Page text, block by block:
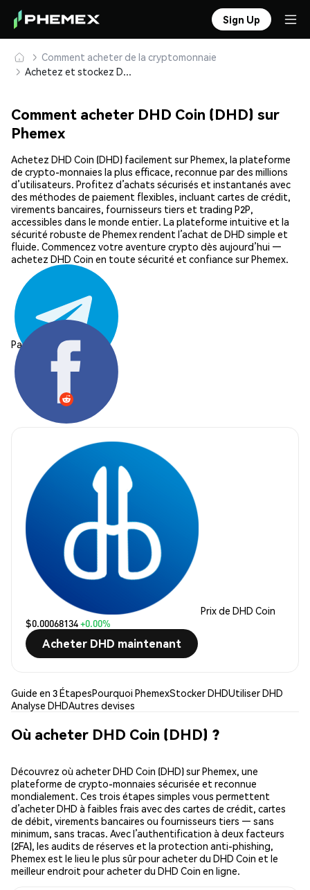
Sign Up
Comment acheter de la cryptomonnaie
Achetez et stockez DHD Coin (DHD) en toute sécurité
Comment acheter DHD Coin (DHD) sur
Phemex
Achetez DHD Coin (DHD) facilement sur Phemex, la plateforme
de crypto-monnaies la plus efficace, reconnue par des millions
d’utilisateurs. Profitez d’achats sécurisés et instantanés avec
des méthodes de paiement flexibles, incluant cartes de crédit,
virements bancaires, fournisseurs tiers et trading P2P,
accessibles dans le monde entier. La plateforme intuitive et la
sécurité robuste de Phemex rendent l’achat de DHD simple et
fluide. Commencez votre aventure crypto dès aujourd’hui —
achetez DHD Coin en toute sécurité et confiance sur Phemex.
Partager:
Prix de DHD Coin
$0.00068134+0.00%
Acheter DHD maintenant
Guide en 3 ÉtapesPourquoi PhemexStocker DHDUtiliser DHD
Analyse DHDAutres devises
Où acheter DHD Coin (DHD) ?
Découvrez où acheter DHD Coin (DHD) sur Phemex, une
plateforme de crypto-monnaies sécurisée et reconnue
mondialement. Ces trois étapes simples vous permettent
d’acheter DHD à faibles frais avec des cartes de crédit, cartes
de débit, virements bancaires ou fournisseurs tiers — sans
minimum, sans tracas. Avec l’authentification à deux facteurs
(2FA), les audits de réserves et la protection anti-phishing,
Phemex est le lieu le plus sûr pour acheter du DHD Coin et le
meilleur endroit pour acheter du DHD Coin en ligne.